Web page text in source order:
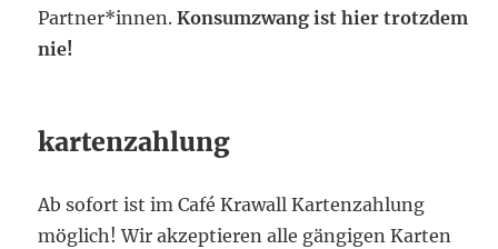
Partner*innen.Konsumzwang ist hier trotzdem
nie!
kartenzahlung
Ab sofort ist im Café Krawall Kartenzahlung
möglich! Wir akzeptieren alle gängigen Karten